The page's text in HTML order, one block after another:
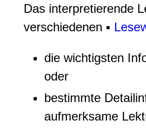
Das interpretierende
verschiedenen ▪
die wichtigsten
oder
bestimmte
aufmerksame